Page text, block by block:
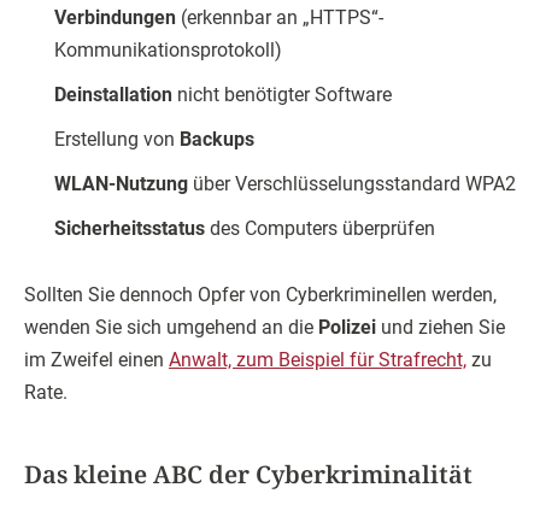
Verbindungen (erkennbar an „HTTPS“-
Kommunikationsprotokoll)
Deinstallation nicht benötigter Software
Erstellung von Backups
WLAN-Nutzung über Verschlüsselungsstandard WPA2
Sicherheitsstatus des Computers überprüfen
Sollten Sie dennoch Opfer von Cyberkriminellen werden,
wenden Sie sich umgehend an die Polizei und ziehen Sie
im Zweifel einen Anwalt, zum Beispiel für Strafrecht, zu
Rate.
Das kleine ABC der Cyberkriminalität